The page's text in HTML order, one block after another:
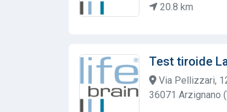
20.8 km
Test tiroide
Via Pellizzari,
36071 Arzignano